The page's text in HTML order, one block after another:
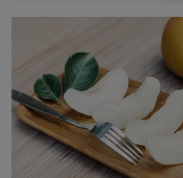
居家好物
美妝保養
家庭清潔
飲品
主題食譜
異國料理
主婦聯盟X樂齡網特約優惠案
30%rPET紅烏龍茶
2024農業發展計畫年度報告
更多議題活動
更多議題
生活者e週報
社員權益
合作社法規
社務專區
選舉專區